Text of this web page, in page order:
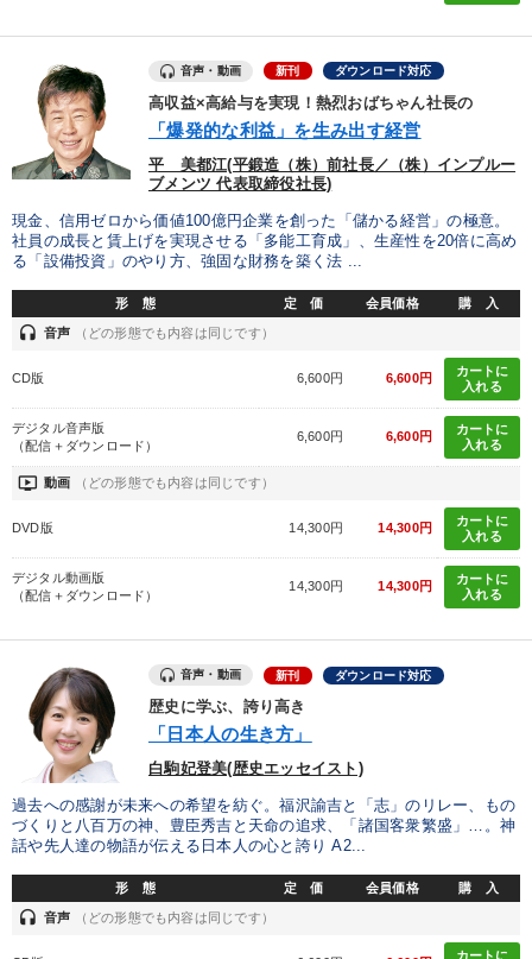
音声・動画 新刊 ダウンロード対応
高収益×高給与を実現！熱烈おばちゃん社長の
「爆発的な利益」を生み出す経営
平 美都江(平鍛造（株）前社長／（株）インプルー
ブメンツ 代表取締役社長)
現金、信用ゼロから価値100億円企業を創った「儲かる経営」の極意。
社員の成長と賃上げを実現させる「多能工育成」、生産性を20倍に高め
る「設備投資」のやり方、強固な財務を築く法 ...
形 態 定 価 会員価格 購 入
headset 音声 （どの形態でも内容は同じです）
CD版 6,600円 6,600円
カートに
入れる
デジタル音声版
（配信＋ダウンロード）
6,600円 6,600円
カートに
入れる
ondemand_video 動画 （どの形態でも内容は同じです）
DVD版 14,300円 14,300円
カートに
入れる
デジタル動画版
（配信＋ダウンロード）
14,300円 14,300円
カートに
入れる
音声・動画 新刊 ダウンロード対応
歴史に学ぶ、誇り高き
「日本人の生き方」
白駒妃登美(歴史エッセイスト)
過去への感謝が未来への希望を紡ぐ。福沢諭吉と「志」のリレー、もの
づくりと八百万の神、豊臣秀吉と天命の追求、「諸国客衆繁盛」…。神
話や先人達の物語が伝える日本人の心と誇り A2...
形 態 定 価 会員価格 購 入
headset 音声 （どの形態でも内容は同じです）
カートに